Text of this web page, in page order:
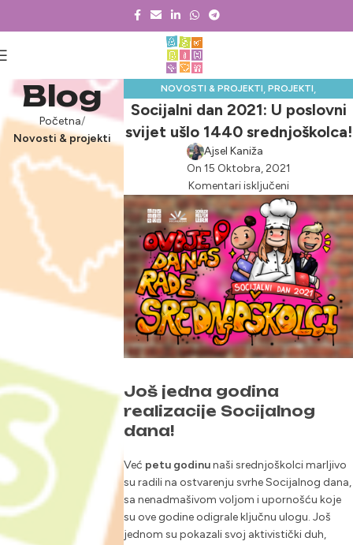
Blog
Početna
Novosti & projekti
NOVOSTI & PROJEKTI,PROJEKTI,
SOCIJALNI DAN
Socijalni dan 2021: U poslovni
svijet ušlo 1440 srednjoškolca!
Ajsel Kaniža
On 15 Oktobra, 2021
Komentari isključeni
Još jedna godina
realizacije Socijalnog
dana!
Već petu godinunaši srednjoškolci marljivo
su radili na ostvarenju svrhe Socijalnog dana,
sa nenadmašivom voljom i upornošću koje
su ove godine odigrale ključnu ulogu. Još
jednom su pokazali svoj aktivistički duh,